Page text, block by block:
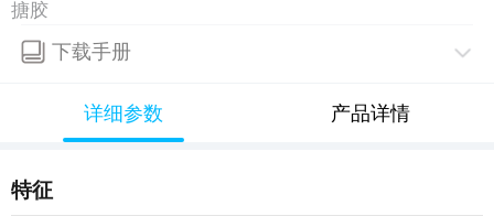
搪胶
下载手册
详细参数 产品详情
特征